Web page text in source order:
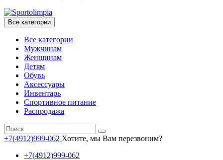
Все категории
Все категории
Мужчинам
Женщинам
Детям
Обувь
Аксессуары
Инвентарь
Спортивное питание
Распродажа
+7(4912)999-062 Хотите, мы Вам перезвоним?
+7(4912)999-062